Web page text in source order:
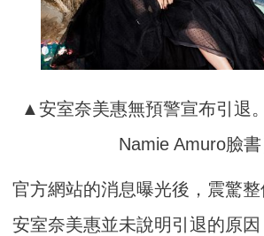
▲安室奈美惠無預警宣布引退
Namie Amuro臉書
官方網站的消息曝光後，震驚整
安室奈美惠並未說明引退的原